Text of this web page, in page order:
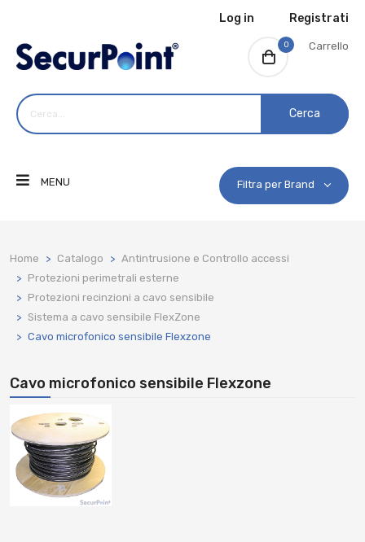
Log in Registrati
0 Carrello
Cerca
MENU Filtra per Brand
Home Catalogo
Antintrusione e Controllo accessi
Protezioni perimetrali esterne
Protezioni recinzioni a cavo sensibile
Sistema a cavo sensibile FlexZone
Cavo microfonico sensibile Flexzone
Cavo microfonico sensibile Flexzone